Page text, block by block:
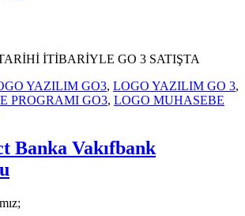
İTİBARİYLE GO 3 SATIŞTA
YAZILIM GO3, LOGO YAZILIM GO 3,
PROGRAMI GO3, LOGO MUHASEBE
Banka Vakıfbank